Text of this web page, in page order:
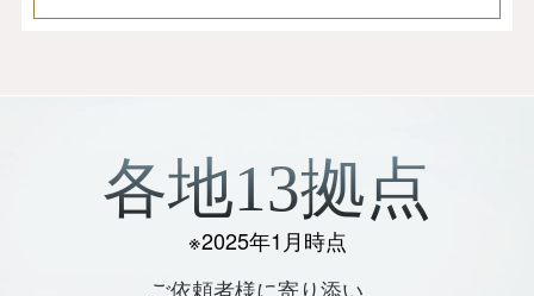
各地13拠点
※2025年1月時点